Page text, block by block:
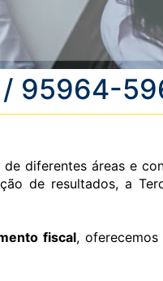
/ 95964-
diferentes áreas e
de resultados, a
fiscal,